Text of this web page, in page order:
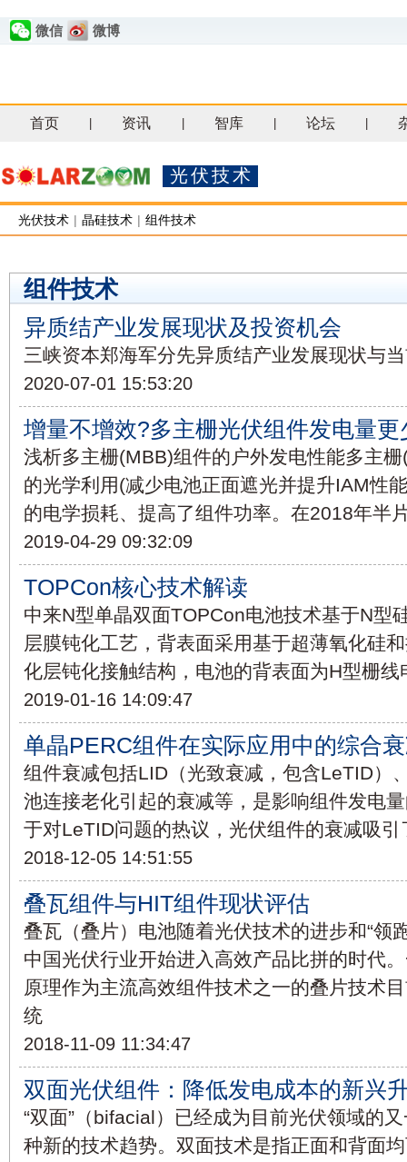
微信 微博
首页 资讯 智库 论坛
光伏技术
光伏技术 | 晶硅技术 | 组件技术
组件技术
异质结产业发展现状及投资机会
三峡资本郑海军分先异质结产业发展现状与
2020-07-01 15:53:20
增量不增效?多主栅光伏组件发电量更
浅析多主栅(MBB)组件的户外发电性能多主
的光学利用(减少电池正面遮光并提升IAM性
的电学损耗、提高了组件功率。在2018年半
2019-04-29 09:32:09
TOPCon核心技术解读
中来N型单晶双面TOPCon电池技术基于N型
层膜钝化工艺，背表面采用基于超薄氧化硅
化层钝化接触结构，电池的背表面为H型栅
2019-01-16 14:09:47
单晶PERC组件在实际应用中的综合
组件衰减包括LID（光致衰减，包含LeTID）
池连接老化引起的衰减等，是影响组件发电
于对LeTID问题的热议，光伏组件的衰减吸引
2018-12-05 14:51:55
叠瓦组件与HIT组件现状评估
叠瓦（叠片）电池随着光伏技术的进步和“领
中国光伏行业开始进入高效产品比拼的时代
原理作为主流高效组件技术之一的叠片技术
统
2018-11-09 11:34:47
双面光伏组件：降低发电成本的新兴
“双面”（bifacial）已经成为目前光伏领域的
种新的技术趋势。双面技术是指正面和背面